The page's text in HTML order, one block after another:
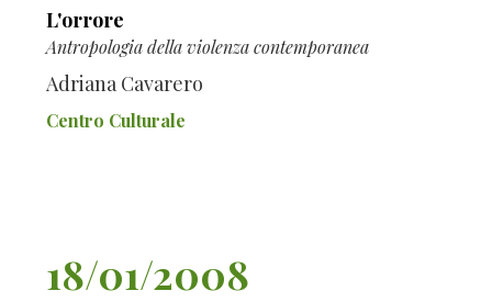
L'orrore
Antropologia della violenza contemporanea
Adriana Cavarero
Centro Culturale
18/01/2008